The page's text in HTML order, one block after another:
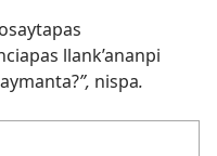
llank’ananpi
”, nispa.